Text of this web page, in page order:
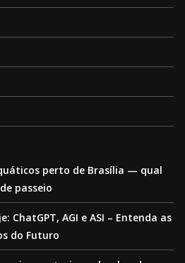
perto de Brasília — qual
passeio
ChatGPT, AGI e ASI – Entenda as
do Futuro